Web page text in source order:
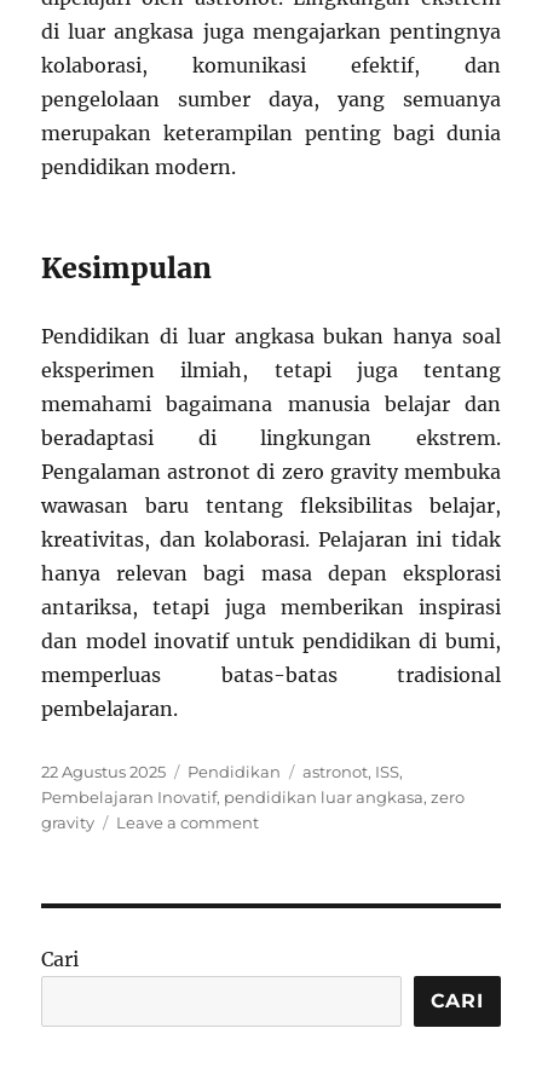
di luar angkasa juga mengajarkan pentingnya
kolaborasi, komunikasi efektif, dan
pengelolaan sumber daya, yang semuanya
merupakan keterampilan penting bagi dunia
pendidikan modern.
Kesimpulan
Pendidikan di luar angkasa bukan hanya soal
eksperimen ilmiah, tetapi juga tentang
memahami bagaimana manusia belajar dan
beradaptasi di lingkungan ekstrem.
Pengalaman astronot di zero gravity membuka
wawasan baru tentang fleksibilitas belajar,
kreativitas, dan kolaborasi. Pelajaran ini tidak
hanya relevan bagi masa depan eksplorasi
antariksa, tetapi juga memberikan inspirasi
dan model inovatif untuk pendidikan di bumi,
memperluas batas-batas tradisional
pembelajaran.
Posted
on
22 Agustus 2025 Categories
Pendidikan Tags
astronot, ISS,
Pembelajaran Inovatif, pendidikan luar angkasa,zero
gravity
Leave a commenton
yang
Astronot
Cari
CARI